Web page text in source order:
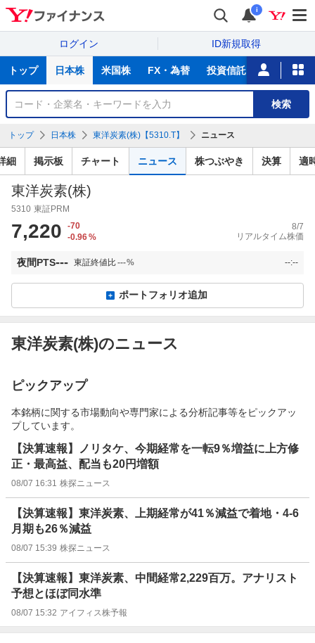
i
ログイン ID新規取得
サ
トップ 日本株 米国株 FX・為替 投資信託 ニュース
銘
検
索
検索
トップ 日本株 東洋炭素(株)【5310.T】 ニュース
細 掲示板 チャート ニュース 株つぶやき 決算 適
東洋炭素(株)
5310 東証PRM
7,220
-70
-0.96%
8/7
リアルタイム株価
夜間PTS--- 東証終値比---% --:--
ポートフォリオ追加
東洋炭素(株)のニュース
ピックアップ
本銘柄に関する市場動向や専門家による分析記事等をピックアッ
プしています。
【決算速報】ノリタケ、今期経常を一転9％増益に上方修
正・最高益、配当も20円増額
08/07 16:31 株探ニュース
【決算速報】東洋炭素、上期経常が41％減益で着地・4-6
月期も26％減益
08/07 15:39 株探ニュース
【決算速報】東洋炭素、中間経常2,229百万。アナリスト
予想とほぼ同水準
08/07 15:32 アイフィス株予報